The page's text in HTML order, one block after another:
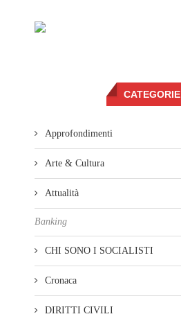
CATEGORIE
Approfondimenti
Arte & Cultura
Attualità
Banking
CHI SONO I SOCIALISTI
Cronaca
DIRITTI CIVILI